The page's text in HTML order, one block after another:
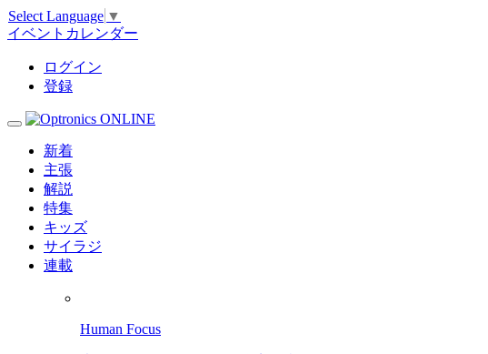
Select Language ▼
イベントカレンダー
ログイン
登録
新着
主張
解説
特集
キッズ
サイラジ
連載
Human Focus